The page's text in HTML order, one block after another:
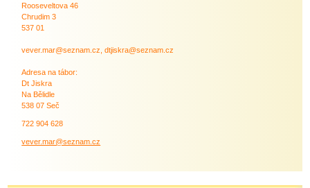
Rooseveltova 46
Chrudim 3
537 01
vever.mar@seznam.cz, dtjiskra@seznam.cz
Adresa na tábor:
Dt Jiskra
Na Bělidle
538 07 Seč
722 904 628
vever.mar@seznam.cz